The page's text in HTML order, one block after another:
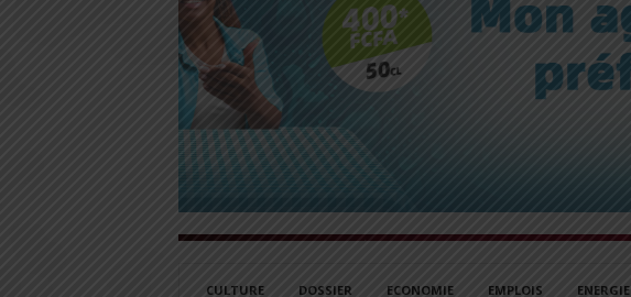
CULTURE DOSSIER ECONOMIE EMPLOIS ENERGIE